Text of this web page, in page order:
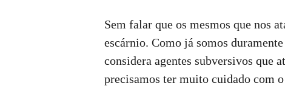
Sem falar que os mesmos que nos
escárnio. Como já somos
considera agentes subversivos que
precisamos ter muito cuidado com